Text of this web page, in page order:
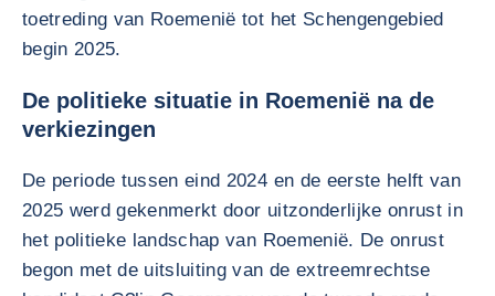
toetreding van Roemenië tot het Schengengebied
begin 2025.
De politieke situatie in Roemenië na de
verkiezingen
De periode tussen eind 2024 en de eerste helft van
2025 werd gekenmerkt door uitzonderlijke onrust in
het politieke landschap van Roemenië. De onrust
begon met de uitsluiting van de extreemrechtse